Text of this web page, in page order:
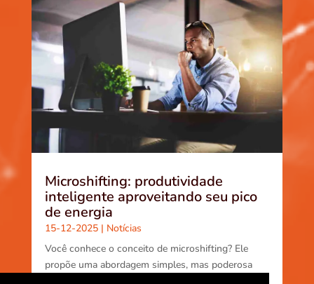
Microshifting: produtividade
inteligente aproveitando seu pico
de energia
15-12-2025| Notícias
Você conhece o conceito de microshifting? Ele
propõe uma abordagem simples, mas poderosa